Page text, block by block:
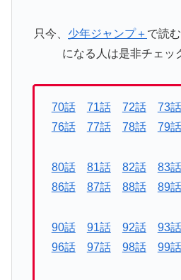
只今、 少年ジャンプ＋ で読
になる人は是非チェッ
70話 71話 72話 73話
76話
77話 78話 79話
80話 81話 82話 83話
86話
87話 88話 89話
90話 91話 92話 93話
96話
97話 98話 99話